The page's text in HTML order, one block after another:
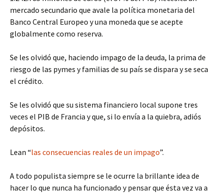
mercado secundario que avale la política monetaria del
Banco Central Europeo y una moneda que se acepte
globalmente como reserva.
Se les olvidó que, haciendo impago de la deuda, la prima de
riesgo de las pymes y familias de su país se dispara y se seca
el crédito.
Se les olvidó que su sistema financiero local supone tres
veces el PIB de Francia y que, si lo envía a la quiebra, adiós
depósitos.
Lean “las consecuencias reales de un impago”.
A todo populista siempre se le ocurre la brillante idea de
hacer lo que nunca ha funcionado y pensar que ésta vez va a